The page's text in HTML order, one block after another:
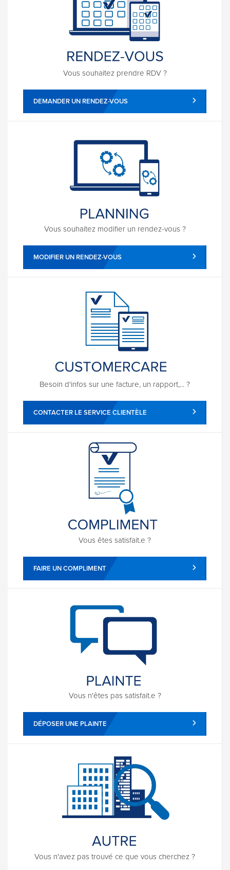
Vous souhaitez prendre RDV ?
DEMANDER UN RENDEZ-VOUS
Vous souhaitez modifier un rendez-vous ?
MODIFIER UN RENDEZ-VOUS
Besoin d'infos sur une facture, un rapport,... ?
CONTACTER LE SERVICE CLIENTÈLE
Vous êtes satisfait.e ?
FAIRE UN COMPLIMENT
Vous n'êtes pas satisfait.e ?
DÉPOSER UNE PLAINTE
Vous n'avez pas trouvé ce que vous cherchez ?